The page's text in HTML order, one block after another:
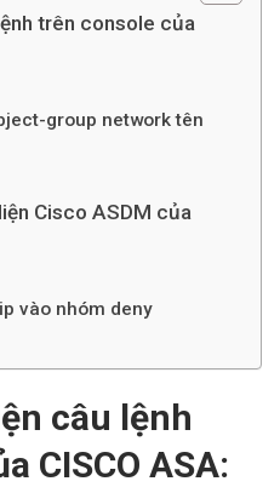
trên console của
group network tên
Cisco ASDM của
vào nhóm deny
câu lệnh
CISCO ASA: